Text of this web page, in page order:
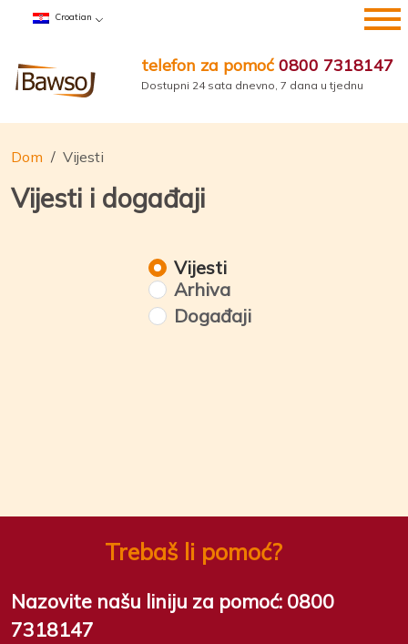
PreskočiCroatian
telefon za pomoć 0800 7318147
Dostupni 24 sata dnevno, 7 dana u tjednu
Dom Vijesti
Vijesti i događaji
Vijesti
Arhiva
Događaji
Trebaš li pomoć?
Nazovite našu liniju za pomoć: 0800
7318147